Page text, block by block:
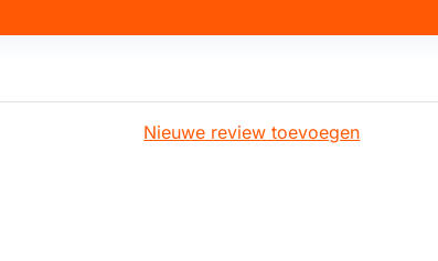
Nieuwe review toevoegen